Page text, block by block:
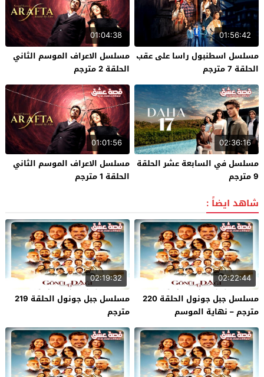
01:56:42
مسلسل اسطنبول راسا على عقب
الحلقة 7 مترجم
01:04:38
مسلسل الاعراف الموسم الثاني
الحلقة 2 مترجم
02:36:16
مسلسل في السابعة عشر الحلقة
9 مترجم
01:01:56
مسلسل الاعراف الموسم الثاني
الحلقة 1 مترجم
شاهد ايضاً :
02:22:44
مسلسل جبل جونول الحلقة 220
مترجم – نهاية الموسم
02:19:32
مسلسل جبل جونول الحلقة 219
مترجم